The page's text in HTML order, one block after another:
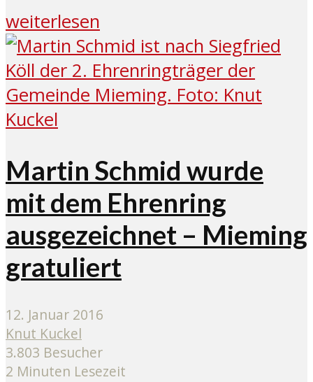
weiterlesen
Martin Schmid wurde
mit dem Ehrenring
ausgezeichnet – Mieming
gratuliert
12. Januar 2016
Knut Kuckel
3.803 Besucher
2 Minuten Lesezeit